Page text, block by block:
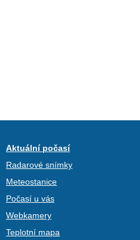
Aktuální počasí
Radarové snímky
Meteostanice
Počasí u vás
Webkamery
Teplotní mapa